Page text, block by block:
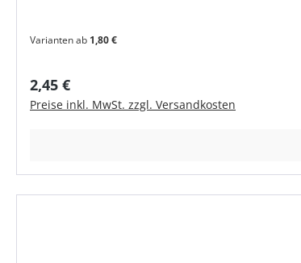
Varianten ab 1,80 €
Regulärer Preis:
2,45 €
Preise inkl. MwSt. zzgl. Versandkosten